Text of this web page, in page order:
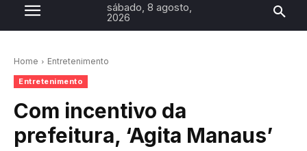
sábado, 8 agosto,
2026
Home Entretenimento
Entretenimento
Com incentivo da
prefeitura, ‘Agita Manaus’